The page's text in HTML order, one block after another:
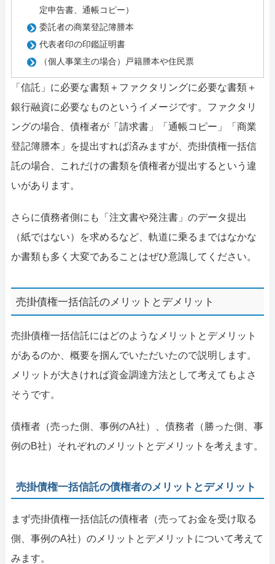
定申告書、通帳コピー）
委託者の商業登記簿謄本
代表者印の印鑑証明書
（個人事業主の場合）戸籍謄本や住民票
「信託」に必要な書類＋ファクタリングに必要な書類＋
銀行融資に必要なものというイメージです。ファクタリ
ングの場合、債権者が「請求書」「通帳コピー」「商業
登記簿謄本」を提出すれば済みますが、売掛債権一括信
託の場合、これだけの書類を債権者が提出するという違
いがあります。
さらに債務者側にも「注文書や発注書」のデータ提出
（紙ではない）を求めるなど、軌道に乗るまではなかな
か書類も多く大変であることはぜひ意識してください。
売掛債権一括信託のメリットとデメリット
売掛債権一括信託にはどのようなメリットとデメリット
があるのか、概要を掴んでいただいたので説明します。
メリットが大きければ資金調達方法として考えてもよさ
そうです。
債権者（売った側、事例のA社）、債務者（勝った側、事
例のB社）それぞれのメリットとデメリットを考えます。
売掛債権一括信託の債権者のメリットとデメリット
まず売掛債権一括信託の債権者（売ってお金を受け取る
側、事例のA社）のメリットとデメリットについて考えて
みます。